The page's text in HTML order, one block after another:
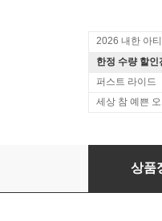
2026 내한 아
한정 수량 할인
퍼스트 라이드
세상 참 예쁜 오
Freddie
상품